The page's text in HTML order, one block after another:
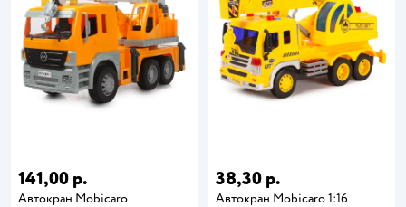
141,00 р.
Автокран Mobicaro
38,30 р.
Автокран Mobicaro 1:16